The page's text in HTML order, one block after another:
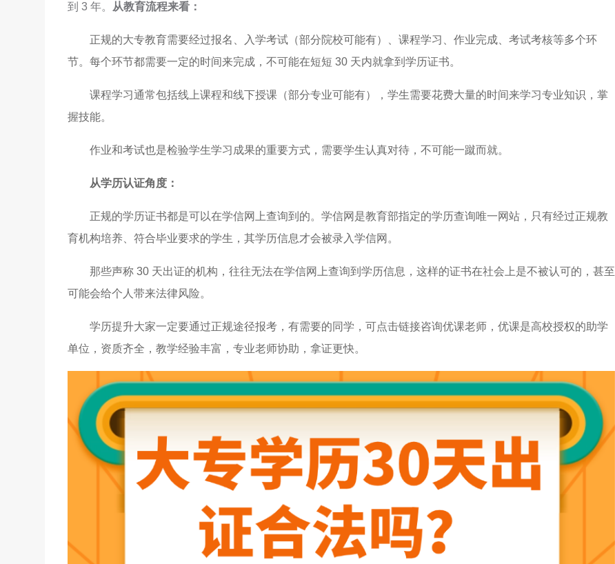
到 3 年。
从教育流程来看：
正规的大专教育需要经过报名、入学考试（部分院校可能有）、课程学习、作业完成、考试考核等多个环
节。每个环节都需要一定的时间来完成，不可能在短短 30 天内就拿到学历证书。
课程学习通常包括线上课程和线下授课（部分专业可能有），学生需要花费大量的时间来学习专业知识，掌
握技能。
作业和考试也是检验学生学习成果的重要方式，需要学生认真对待，不可能一蹴而就。
从学历认证角度：
正规的学历证书都是可以在学信网上查询到的。学信网是教育部指定的学历查询唯一网站，只有经过正规教
育机构培养、符合毕业要求的学生，其学历信息才会被录入学信网。
那些声称 30 天出证的机构，往往无法在学信网上查询到学历信息，这样的证书在社会上是不被认可的，甚至
可能会给个人带来法律风险。
学历提升大家一定要通过正规途径报考，有需要的同学，可点击链接咨询优课老师，优课是高校授权的助学
单位，资质齐全，教学经验丰富，专业老师协助，拿证更快。